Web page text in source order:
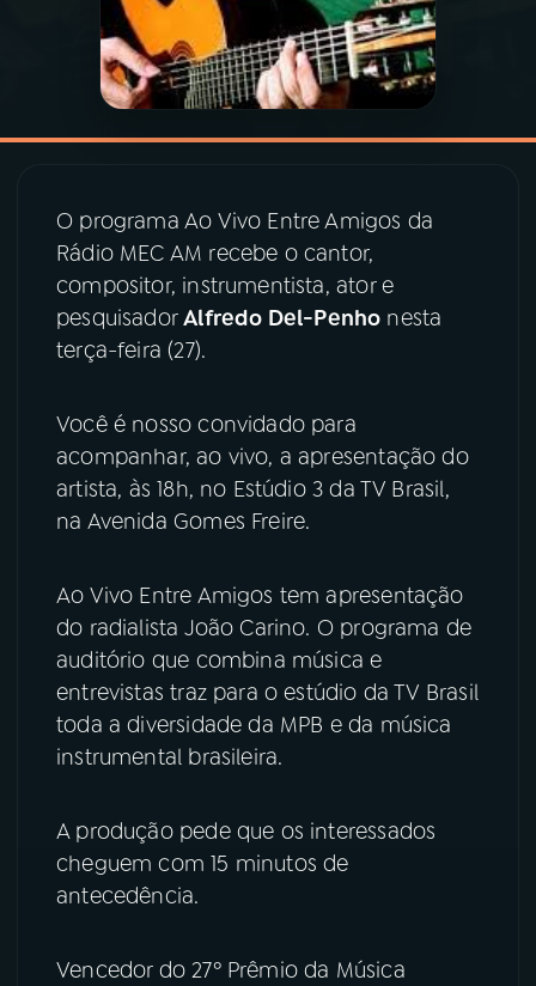
PRÊMIO RÁDIO MEC
ACOMPANHE A RÁDIO MEC
Instagram X
TikTok
O programa Ao Vivo Entre Amigos da
Rádio MEC AM recebe o cantor,
compositor, instrumentista, ator e
pesquisadorAlfredo Del-Penho nesta
terça-feira (27).
Você é nosso convidado para
acompanhar, ao vivo, a apresentação do
artista, às 18h, no Estúdio 3 da TV Brasil,
na Avenida Gomes Freire.
Ao Vivo Entre Amigos tem apresentação
do radialista João Carino. O programa de
auditório que combina música e
entrevistas traz para o estúdio da TV Brasil
toda a diversidade da MPB e da música
instrumental brasileira.
A produção pede que os interessados
cheguem com 15 minutos de
antecedência.
Vencedor do 27º Prêmio da Música